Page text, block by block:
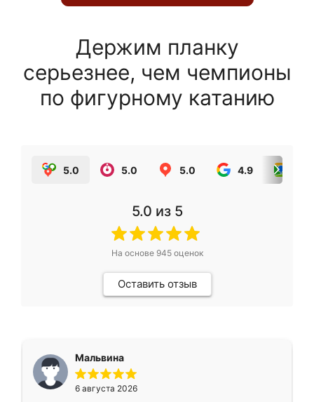
Держим планку
серьезнее, чем чемпионы
по фигурному катанию
5.0 5.0 5.0 4.9
5.0 из 5
На основе 945оценок
Оставить отзыв
Мальвина
6 августа 2026